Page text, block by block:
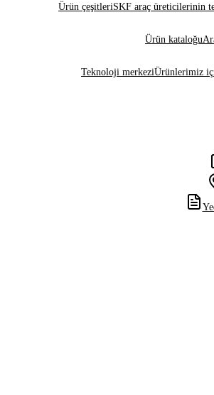
Ürün çeşitleriSKF araç üreticilerinin
Ürün kataloğu
Teknoloji merkeziÜrünlerimiz